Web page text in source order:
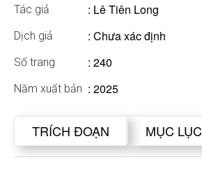
Tác giả : Lê Tiên Long
Dịch giả : Chưa xác định
Số trang : 240
Năm xuất bản : 2025
TRÍCH ĐOẠN MỤC LỤC